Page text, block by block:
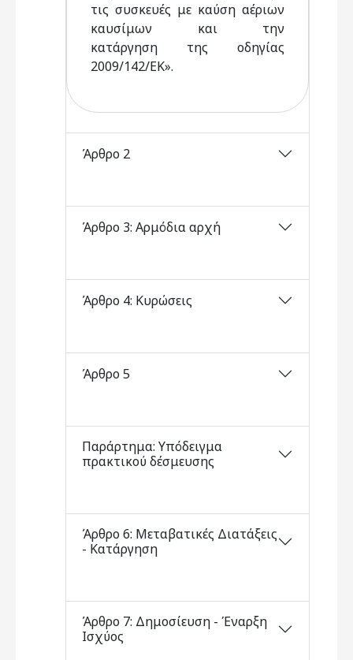
τις συσκευές με καύση αέριων
καυσίμων και την
κατάργηση της οδηγίας
2009/142/ΕΚ».
Άρθρο 2
Άρθρο 3: Αρμόδια αρχή
Άρθρο 4: Κυρώσεις
Άρθρο 5
Παράρτημα: Υπόδειγμα
πρακτικού δέσμευσης
Άρθρο 6: Μεταβατικές Διατάξεις
- Κατάργηση
Άρθρο 7: Δημοσίευση - Έναρξη
Ισχύος